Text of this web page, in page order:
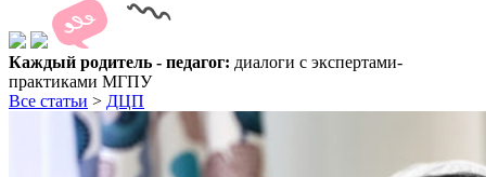
Каждый родитель - педагог: диалоги с экспертами-
практиками МГПУ
Все статьи > ДЦП